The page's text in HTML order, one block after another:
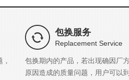
，
包换服务
Replacement Service
包换期内的产品，若出现确因厂
原因造成的质量问题，用户可以